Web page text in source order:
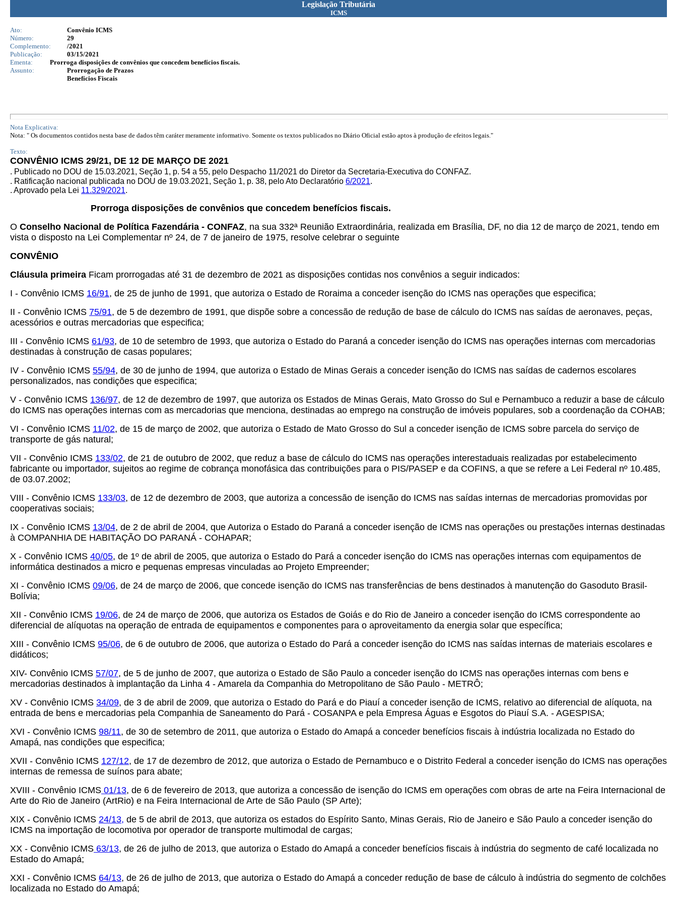
Legislação Tributária
ICMS
Ato:
Convênio ICMS
Número:
29
Complemento:
/2021
Publicação:
03/15/2021
Ementa:
Prorroga disposições de convênios que concedem benefícios fiscais.
Assunto:
Prorrogação de Prazos
Benefícios Fiscais
Nota Explicativa:
Nota: " Os documentos contidos nesta base de dados têm caráter meramente informativo. Somente os textos publicados no Diário Oficial estão aptos à produção de efeitos legais."
Texto:
CONVÊNIO ICMS 29/21, DE 12 DE MARÇO DE 2021
. Publicado no DOU de 15.03.2021, Seção 1, p. 54 a 55, pelo Despacho 11/2021 do Diretor da Secretaria-Executiva do CONFAZ.
. Ratificação nacional publicada no DOU de 19.03.2021, Seção 1, p. 38, pelo Ato Declaratório 6/2021.
. Aprovado pela Lei 11.329/2021.
Prorroga disposições de convênios que concedem benefícios fiscais.
O Conselho Nacional de Política Fazendária - CONFAZ, na sua 332ª Reunião Extraordinária, realizada em Brasília, DF, no dia 12 de março de 2021, tendo em
vista o disposto na Lei Complementar nº 24, de 7 de janeiro de 1975, resolve celebrar o seguinte
CONVÊNIO
Cláusula primeira Ficam prorrogadas até 31 de dezembro de 2021 as disposições contidas nos convênios a seguir indicados:
I - Convênio ICMS 16/91, de 25 de junho de 1991, que autoriza o Estado de Roraima a conceder isenção do ICMS nas operações que especifica;
II - Convênio ICMS 75/91, de 5 de dezembro de 1991, que dispõe sobre a concessão de redução de base de cálculo do ICMS nas saídas de aeronaves, peças,
acessórios e outras mercadorias que especifica;
III - Convênio ICMS 61/93, de 10 de setembro de 1993, que autoriza o Estado do Paraná a conceder isenção do ICMS nas operações internas com mercadorias
destinadas à construção de casas populares;
IV - Convênio ICMS 55/94, de 30 de junho de 1994, que autoriza o Estado de Minas Gerais a conceder isenção do ICMS nas saídas de cadernos escolares
personalizados, nas condições que especifica;
V - Convênio ICMS 136/97, de 12 de dezembro de 1997, que autoriza os Estados de Minas Gerais, Mato Grosso do Sul e Pernambuco a reduzir a base de cálculo
do ICMS nas operações internas com as mercadorias que menciona, destinadas ao emprego na construção de imóveis populares, sob a coordenação da COHAB;
VI - Convênio ICMS 11/02, de 15 de março de 2002, que autoriza o Estado de Mato Grosso do Sul a conceder isenção de ICMS sobre parcela do serviço de
transporte de gás natural;
VII - Convênio ICMS 133/02, de 21 de outubro de 2002, que reduz a base de cálculo do ICMS nas operações interestaduais realizadas por estabelecimento
fabricante ou importador, sujeitos ao regime de cobrança monofásica das contribuições para o PIS/PASEP e da COFINS, a que se refere a Lei Federal nº 10.485,
de 03.07.2002;
VIII - Convênio ICMS 133/03, de 12 de dezembro de 2003, que autoriza a concessão de isenção do ICMS nas saídas internas de mercadorias promovidas por
cooperativas sociais;
IX - Convênio ICMS 13/04, de 2 de abril de 2004, que Autoriza o Estado do Paraná a conceder isenção de ICMS nas operações ou prestações internas destinadas
à COMPANHIA DE HABITAÇÃO DO PARANÁ - COHAPAR;
X - Convênio ICMS 40/05, de 1º de abril de 2005, que autoriza o Estado do Pará a conceder isenção do ICMS nas operações internas com equipamentos de
informática destinados a micro e pequenas empresas vinculadas ao Projeto Empreender;
XI - Convênio ICMS 09/06, de 24 de março de 2006, que concede isenção do ICMS nas transferências de bens destinados à manutenção do Gasoduto Brasil-
Bolívia;
XII - Convênio ICMS 19/06, de 24 de março de 2006, que autoriza os Estados de Goiás e do Rio de Janeiro a conceder isenção do ICMS correspondente ao
diferencial de alíquotas na operação de entrada de equipamentos e componentes para o aproveitamento da energia solar que específica;
XIII - Convênio ICMS 95/06, de 6 de outubro de 2006, que autoriza o Estado do Pará a conceder isenção do ICMS nas saídas internas de materiais escolares e
didáticos;
XIV- Convênio ICMS 57/07, de 5 de junho de 2007, que autoriza o Estado de São Paulo a conceder isenção do ICMS nas operações internas com bens e
mercadorias destinados à implantação da Linha 4 - Amarela da Companhia do Metropolitano de São Paulo - METRÔ;
XV - Convênio ICMS 34/09, de 3 de abril de 2009, que autoriza o Estado do Pará e do Piauí a conceder isenção de ICMS, relativo ao diferencial de alíquota, na
entrada de bens e mercadorias pela Companhia de Saneamento do Pará - COSANPA e pela Empresa Águas e Esgotos do Piauí S.A. - AGESPISA;
XVI - Convênio ICMS 98/11, de 30 de setembro de 2011, que autoriza o Estado do Amapá a conceder benefícios fiscais à indústria localizada no Estado do
Amapá, nas condições que especifica;
XVII - Convênio ICMS 127/12, de 17 de dezembro de 2012, que autoriza o Estado de Pernambuco e o Distrito Federal a conceder isenção do ICMS nas operações
internas de remessa de suínos para abate;
XVIII - Convênio ICMS 01/13, de 6 de fevereiro de 2013, que autoriza a concessão de isenção do ICMS em operações com obras de arte na Feira Internacional de
Arte do Rio de Janeiro (ArtRio) e na Feira Internacional de Arte de São Paulo (SP Arte);
XIX - Convênio ICMS 24/13, de 5 de abril de 2013, que autoriza os estados do Espírito Santo, Minas Gerais, Rio de Janeiro e São Paulo a conceder isenção do
ICMS na importação de locomotiva por operador de transporte multimodal de cargas;
XX - Convênio ICMS 63/13, de 26 de julho de 2013, que autoriza o Estado do Amapá a conceder benefícios fiscais à indústria do segmento de café localizada no
Estado do Amapá;
XXI - Convênio ICMS 64/13, de 26 de julho de 2013, que autoriza o Estado do Amapá a conceder redução de base de cálculo à indústria do segmento de colchões
localizada no Estado do Amapá;